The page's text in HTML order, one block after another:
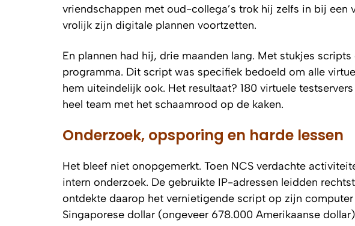
vriendschappen met oud-collega’s trok hij zelfs in bij
vrolijk zijn digitale plannen voortzetten.
En plannen had hij, drie maanden lang. Met stukjes
programma. Dit script was specifiek bedoeld om alle
hem uiteindelijk ook. Het resultaat? 180 virtuele
heel team met het schaamrood op de kaken.
Onderzoek, opsporing en harde lessen
Het bleef niet onopgemerkt. Toen NCS verdachte
intern onderzoek. De gebruikte IP-adressen leidden
ontdekte daarop het vernietigende script op zijn
Singaporese dollar (ongeveer 678.000 Amerikaanse